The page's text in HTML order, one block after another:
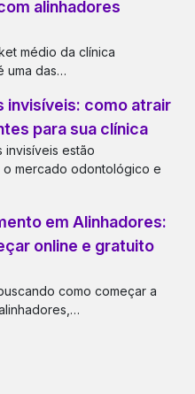
alinhadores
médio da clínica
uma das…
invisíveis: como atrair
para sua clínica
invisíveis estão
o mercado odontológico e
em Alinhadores:
online e gratuito
como começar a